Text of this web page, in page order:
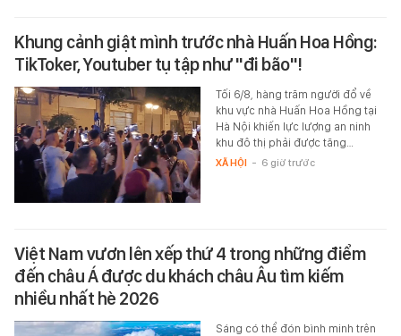
Khung cảnh giật mình trước nhà Huấn Hoa Hồng:
TikToker, Youtuber tụ tập như "đi bão"!
Tối 6/8, hàng trăm người đổ về
khu vực nhà Huấn Hoa Hồng tại
Hà Nội khiến lực lượng an ninh
khu đô thị phải được tăng…
XÃ HỘI - 6 giờ trước
Việt Nam vươn lên xếp thứ 4 trong những điểm
đến châu Á được du khách châu Âu tìm kiếm
nhiều nhất hè 2026
Sáng có thể đón bình minh trên